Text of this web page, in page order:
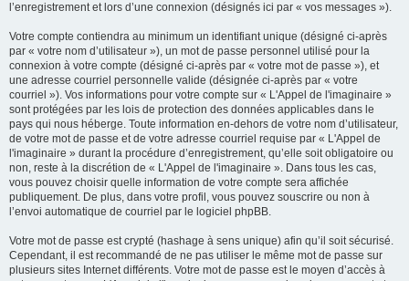
l’enregistrement et lors d’une connexion (désignés ici par « vos messages »).
Votre compte contiendra au minimum un identifiant unique (désigné ci-après
par « votre nom d’utilisateur »), un mot de passe personnel utilisé pour la
connexion à votre compte (désigné ci-après par « votre mot de passe »), et
une adresse courriel personnelle valide (désignée ci-après par « votre
courriel »). Vos informations pour votre compte sur « L'Appel de l'imaginaire »
sont protégées par les lois de protection des données applicables dans le
pays qui nous héberge. Toute information en-dehors de votre nom d’utilisateur,
de votre mot de passe et de votre adresse courriel requise par « L'Appel de
l'imaginaire » durant la procédure d’enregistrement, qu’elle soit obligatoire ou
non, reste à la discrétion de « L'Appel de l'imaginaire ». Dans tous les cas,
vous pouvez choisir quelle information de votre compte sera affichée
publiquement. De plus, dans votre profil, vous pouvez souscrire ou non à
l’envoi automatique de courriel par le logiciel phpBB.
Votre mot de passe est crypté (hashage à sens unique) afin qu’il soit sécurisé.
Cependant, il est recommandé de ne pas utiliser le même mot de passe sur
plusieurs sites Internet différents. Votre mot de passe est le moyen d’accès à